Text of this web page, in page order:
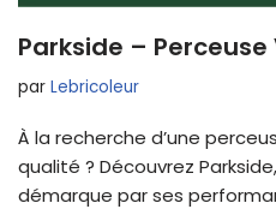
Parkside – Perceuse
par Lebricoleur
À la recherche d’une
qualité ? Découvrez
démarque par ses